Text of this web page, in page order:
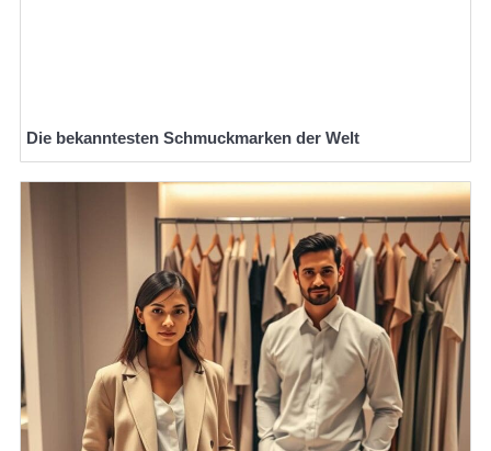
Die bekanntesten Schmuckmarken der Welt